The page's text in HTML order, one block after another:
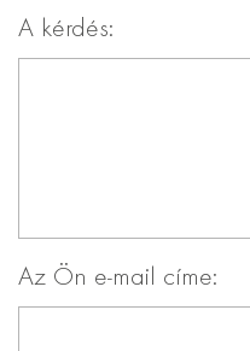
A kérdés:
Az Ön e-mail címe: